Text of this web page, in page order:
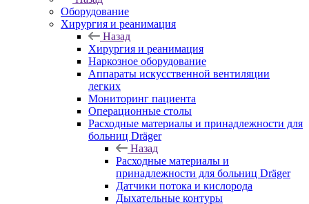
Оборудование
Хирургия и реанимация
Назад
Хирургия и реанимация
Наркозное оборудование
Аппараты искусственной вентиляции
легких
Мониторинг пациента
Операционные столы
Расходные материалы и принадлежности для
больниц Dräger
Назад
Расходные материалы и
принадлежности для больниц Dräger
Датчики потока и кислорода
Дыхательные контуры